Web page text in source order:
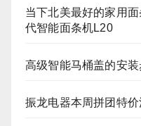
当下北美最好的家用
代智能面条机L20
高级智能马桶盖的安
振龙电器本周拼团特